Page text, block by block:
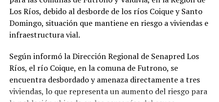
Los Ríos, debido al desborde de los ríos Coique y Santo
Domingo, situación que mantiene en riesgo a viviendas e
infraestructura vial.
Según informó la Dirección Regional de Senapred Los
Ríos, el río Coique, en la comuna de Futrono, se
encuentra desbordado y amenaza directamente a tres
viviendas, lo que representa un aumento del riesgo para